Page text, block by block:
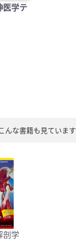
医学テ
んな書籍も見ています
剖学